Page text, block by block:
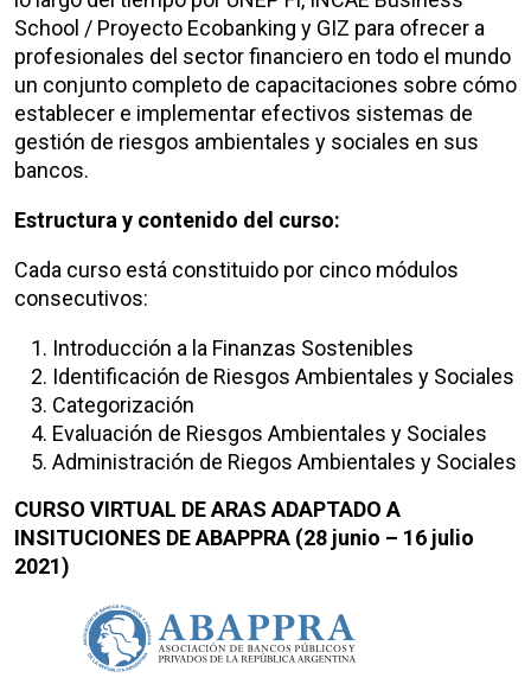
School / Proyecto Ecobanking y GIZ para ofrecer a
profesionales del sector financiero en todo el mundo
un conjunto completo de capacitaciones sobre cómo
establecer e implementar efectivos sistemas de
gestión de riesgos ambientales y sociales en sus
bancos.
Estructura y contenido del curso:
Cada curso está constituido por cinco módulos
consecutivos:
Introducción a la Finanzas Sostenibles
Identificación de Riesgos Ambientales y Sociales
Categorización
Evaluación de Riesgos Ambientales y Sociales
Administración de Riegos Ambientales y Sociales
CURSO VIRTUAL DE ARAS ADAPTADO A
INSITUCIONES DE ABAPPRA (28 junio – 16 julio
2021)